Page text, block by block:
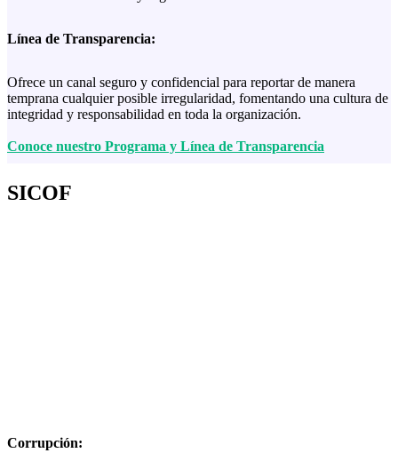
Línea de Transparencia:
Ofrece un canal seguro y confidencial para reportar de manera
temprana cualquier posible irregularidad, fomentando una cultura de
integridad y responsabilidad en toda la organización.
Conoce nuestro Programa y Línea de Transparencia
SICOF
Corrupción: